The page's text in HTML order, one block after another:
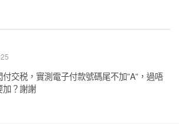
交税，實測電子付款號碼尾不加”A”，過唔
加？謝謝